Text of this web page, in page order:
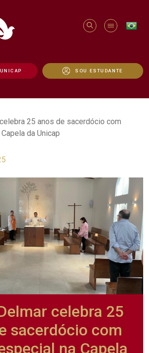
SOU ESTUDANTE
celebra 25 anos de
25 anos de sacerdócio com
da Unicap
celebra 25
sacerdócio com
na Capela